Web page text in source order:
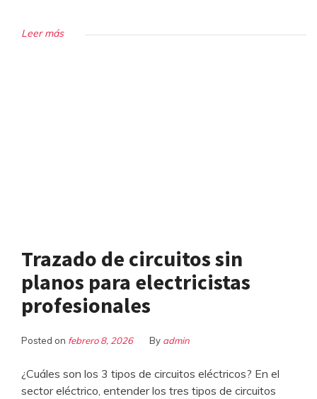
Leer más
Trazado de circuitos sin
planos para electricistas
profesionales
Posted on febrero 8, 2026 By admin
¿Cuáles son los 3 tipos de circuitos eléctricos? En el
sector eléctrico, entender los tres tipos de circuitos